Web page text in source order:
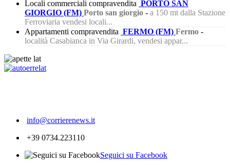
Locali commerciali compravendita PORTO SAN
GIORGIO (FM) Porto san giorgio - a 150 mt dalla Stazione
Ferroviaria vendesi locali...
Appartamenti compravendita FERMO (FM) Fermo -
località Casabianca in Via Girardi, vendesi appar...
info@corrierenews.it
+39 0734.223110
Seguici su Facebook